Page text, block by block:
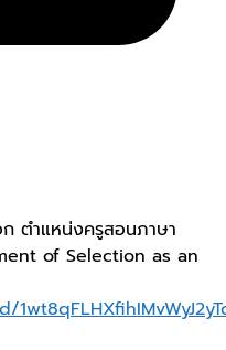
ก ตำแหน่งครูสอนภาษา
of Selection as an